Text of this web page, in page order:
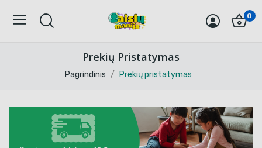
0
Prekių Pristatymas
Pagrindinis Prekių pristatymas